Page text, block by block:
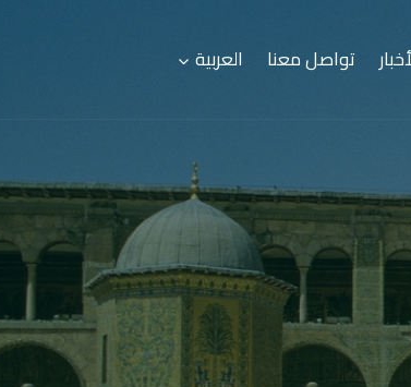
تواصل معنا العربية
العالم أبجديته الأولى،